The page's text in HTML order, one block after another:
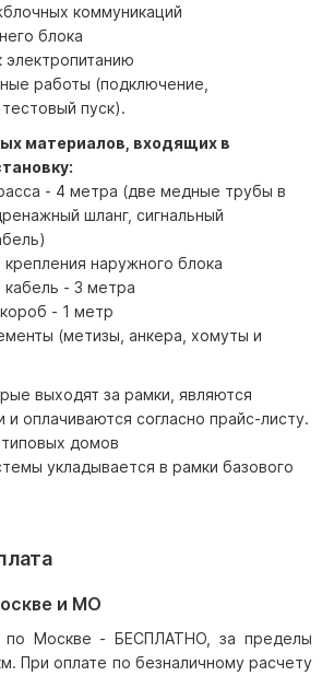
коммуникаций
блока
работы (подключение,
пуск).
материалов, входящих в
- 4 метра (две медные трубы в
шланг, сигнальный
наружного блока
- 3 метра
- 1 метр
(метизы, анкера, хомуты и
выходят за рамки, являются
и оплачиваются согласно прайс-листу.
домов
укладывается в рамки базового
и МО
по Москве - БЕСПЛАТНО, за пределы
При оплате по безналичному расчету